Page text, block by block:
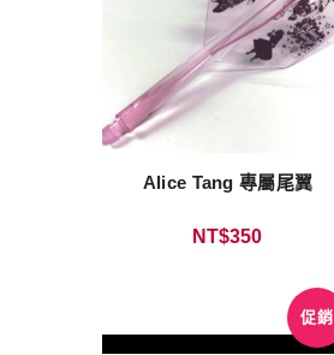
Alice Tang 專屬尾翼
NT$350
促銷